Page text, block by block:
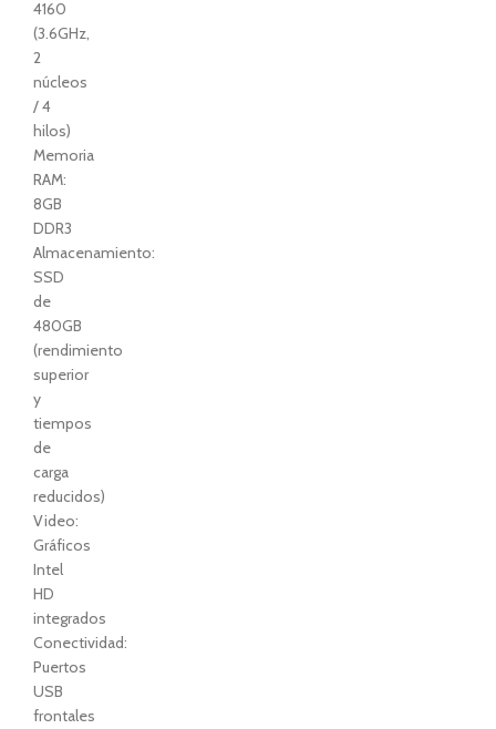
4160
(3.6GHz,
2
núcleos
/ 4
hilos)
Memoria
RAM:
8GB
DDR3
Almacenamiento:
SSD
de
480GB
(rendimiento
superior
y
tiempos
de
carga
reducidos)
Video:
Gráficos
Intel
HD
integrados
Conectividad:
Puertos
USB
frontales